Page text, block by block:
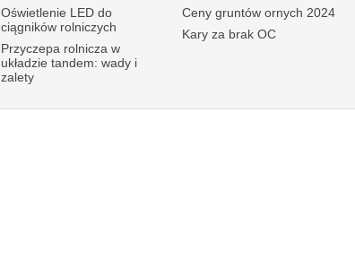
Oświetlenie LED do
ciągników rolniczych
Przyczepa rolnicza w
układzie tandem: wady i
zalety
Ceny gruntów ornych 2024
Kary za brak OC